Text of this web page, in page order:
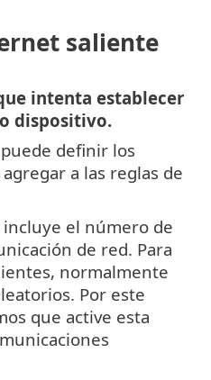
saliente
intenta establecer
dispositivo.
definir los
a las reglas de
incluye el número de
de red. Para
normalmente
Por este
que active esta